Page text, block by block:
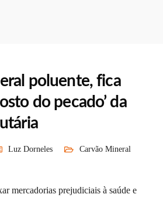
poluente, fica
do pecado’ da
Luz Dorneles
Carvão Mineral
mercadorias prejudiciais à saúde e